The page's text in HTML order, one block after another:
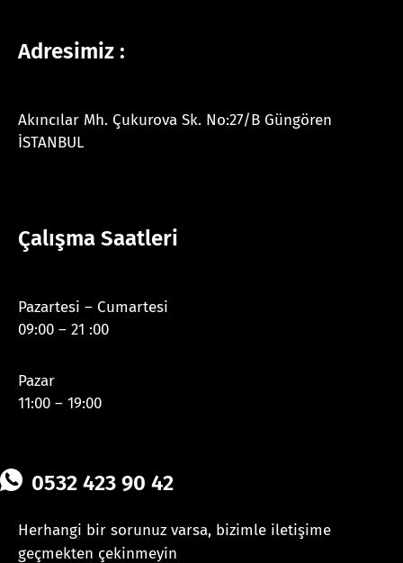
Adresimiz :
Akıncılar Mh. Çukurova Sk. No:27/B Güngören
İSTANBUL
Çalışma Saatleri
Pazartesi – Cumartesi
09:00 – 21 :00
Pazar
11:00 – 19:00
0532 423 90 42
Herhangi bir sorunuz varsa, bizimle iletişime
geçmekten çekinmeyin